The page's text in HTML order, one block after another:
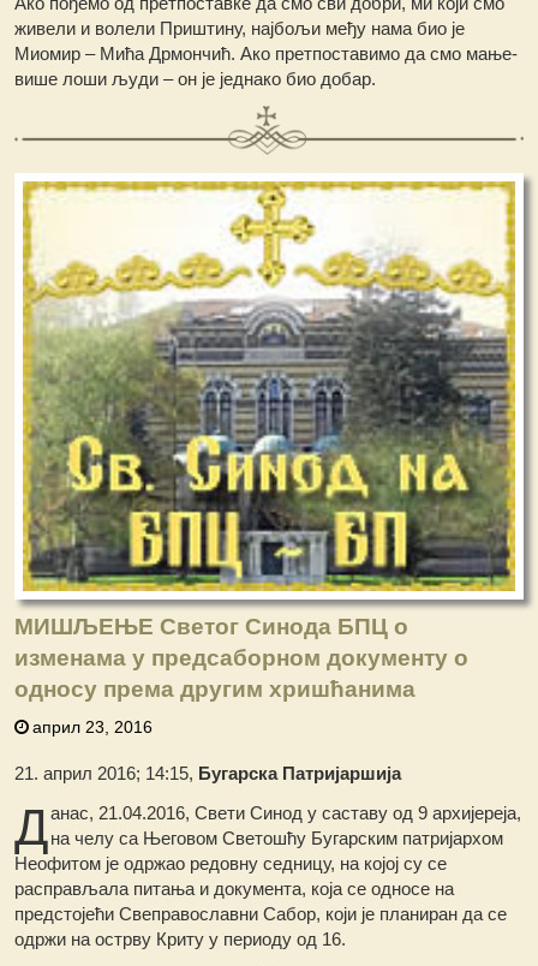
живели и волели Приштину, најбољи међу нама био је
Миомир – Mића Дрмончић. Ако претпоставимо да смо мање-
више лоши људи – он је једнако био добар.
МИШЉЕЊЕ Светог Синода БПЦ о
изменама у предсаборном документу о
односу према другим хришћанима
април 23, 2016
21. април 2016; 14:15, Бугарска Патријаршија
Данас, 21.04.2016, Свети Синод у саставу од 9 архијереја,
на челу са Његовом Светошћу Бугарским патријархом
Неофитом је одржао редовну седницу, на којој су се
расправљала питања и документа, која се односе на
предстојећи Свеправославни Сабор, који је планиран да се
одржи на острву Криту у периоду од 16.